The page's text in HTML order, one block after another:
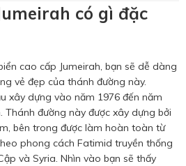
có gì đặc
cao cấp Jumeirah, bạn sẽ dễ dàng
vẻ đẹp của thánh đường này.
xây dựng vào năm 1976 đến năm
Thánh đường này được xây dựng bởi
bên trong được làm hoàn toàn từ
phong cách Fatimid truyền thống
và Syria. Nhìn vào bạn sẽ thấy